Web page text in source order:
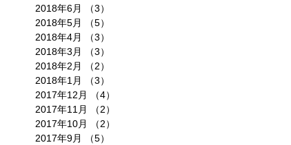
2018年6月
（3）
2018年5月
（5）
2018年4月
（3）
2018年3月
（3）
2018年2月
（2）
2018年1月
（3）
2017年12月
（4）
2017年11月
（2）
2017年10月
（2）
2017年9月
（5）